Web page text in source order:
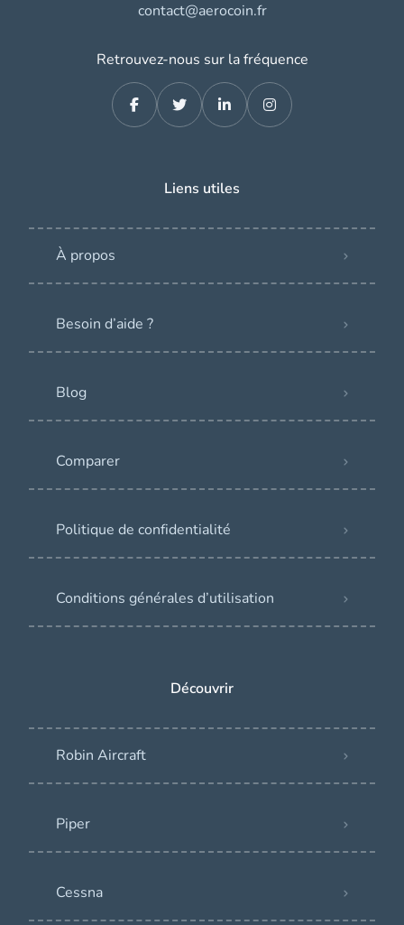
contact@aerocoin.fr
Retrouvez-nous sur la fréquence
Liens utiles
À propos
Besoin d’aide ?
Blog
Comparer
Politique de confidentialité
Conditions générales d’utilisation
Découvrir
Robin Aircraft
Piper
Cessna